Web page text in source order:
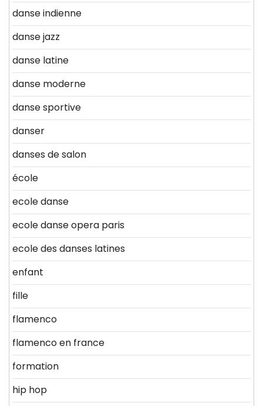
danse indienne
danse jazz
danse latine
danse moderne
danse sportive
danser
danses de salon
école
ecole danse
ecole danse opera paris
ecole des danses latines
enfant
fille
flamenco
flamenco en france
formation
hip hop